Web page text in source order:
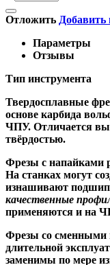
Отложить Добавить
Параметры
Отзывы
Тип инструмента
Твердосплавные
основе карбида
ЧПУ. Отличается
твёрдостью.
Фрезы с напайками
На станках могут
изнашивают
качественные
применяются и на
Фрезы со сменными
длительной
заменимы по мере